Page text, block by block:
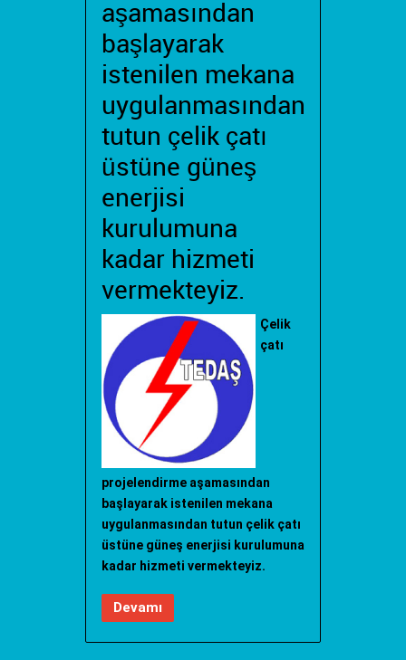
aşamasından
başlayarak
istenilen mekana
uygulanmasından
tutun çelik çatı
üstüne güneş
enerjisi
kurulumuna
kadar hizmeti
vermekteyiz.
Çelik
çatı
projelendirme aşamasından
başlayarak istenilen mekana
uygulanmasından tutun çelik çatı
üstüne güneş enerjisi kurulumuna
kadar hizmeti vermekteyiz.
Devamı